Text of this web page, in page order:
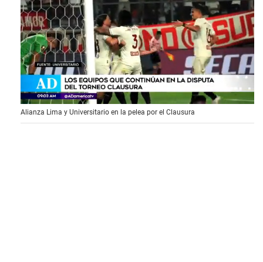
0
s
e
Alianza Lima y Universitario en la pelea por el Clausura